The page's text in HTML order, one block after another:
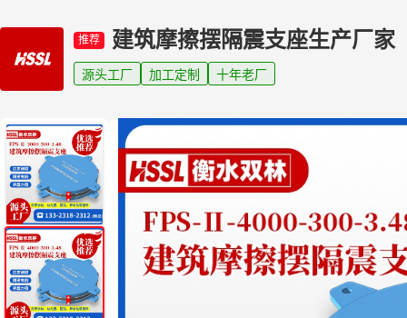
推荐 建筑摩擦摆隔震支座生产厂家
源头工厂 加工定制 十年老厂